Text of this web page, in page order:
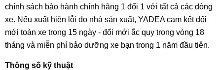
chính sách bảo hành chính hãng 1 đổi 1 với tất cả các dòng
xe. Nếu xuất hiện lỗi do nhà sản xuất, YADEA cam kết đổi
mới toàn xe trong 15 ngày - đổi mới ắc quy trong vòng 18
tháng và miễn phí bảo dưỡng xe bạn trong 1 năm đầu tiên.
Thông số kỹ thuật